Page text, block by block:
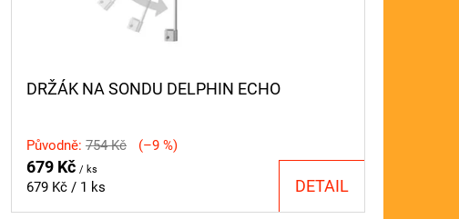
DRŽÁK NA SONDU DELPHIN ECHO
Původně: 754 Kč (–9 %)
679 Kč / ks
Měrná
679 Kč / 1 ks DETAIL